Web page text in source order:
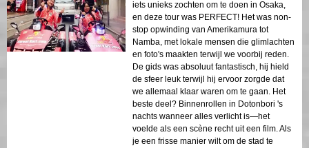
iets unieks zochten om te doen in Osaka,
en deze tour was PERFECT! Het was non-
stop opwinding van Amerikamura tot
Namba, met lokale mensen die glimlachten
en foto's maakten terwijl we voorbij reden.
De gids was absoluut fantastisch, hij hield
de sfeer leuk terwijl hij ervoor zorgde dat
we allemaal klaar waren om te gaan. Het
beste deel? Binnenrollen in Dotonbori 's
nachts wanneer alles verlicht is—het
voelde als een scène recht uit een film. Als
je een frisse manier wilt om de stad te